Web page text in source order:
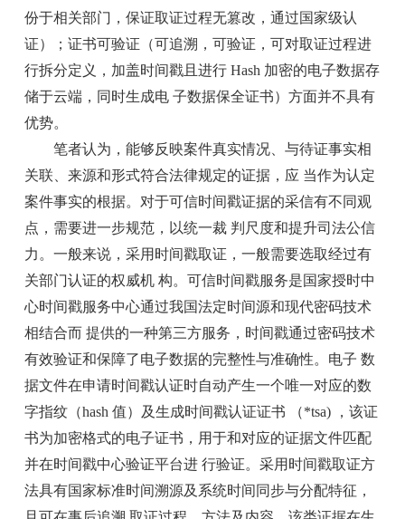
份于相关部门，保证取证过程无篡改，通过国家级认
证）；证书可验证（可追溯，可验证，可对取证过程进
行拆分定义，加盖时间戳且进行 Hash 加密的电子数据存
储于云端，同时生成电 子数据保全证书）方面并不具有
优势。
笔者认为，能够反映案件真实情况、与待证事实相
关联、来源和形式符合法律规定的证据，应 当作为认定
案件事实的根据。对于可信时间戳证据的采信有不同观
点，需要进一步规范，以统一裁 判尺度和提升司法公信
力。一般来说，采用时间戳取证，一般需要选取经过有
关部门认证的权威机 构。可信时间戳服务是国家授时中
心时间戳服务中心通过我国法定时间源和现代密码技术
相结合而 提供的一种第三方服务，时间戳通过密码技术
有效验证和保障了电子数据的完整性与准确性。电子 数
据文件在申请时间戳认证时自动产生一个唯一对应的数
字指纹（hash 值）及生成时间戳认证证书 （*tsa) ，该证
书为加密格式的电子证书，用于和对应的证据文件匹配
并在时间戳中心验证平台进 行验证。采用时间戳取证方
法具有国家标准时间溯源及系统时间同步与分配特征，